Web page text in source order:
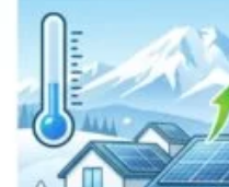
で元が取れますか？
Q. 雪で発電量が落
約になりますか？
6-3. Q. 旭川市でオール
効果は？